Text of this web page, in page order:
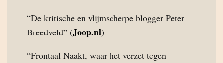
“De kritische en vlijmscherpe blogger Peter
Breedveld” (Joop.nl)
“Frontaal Naakt, waar het verzet tegen